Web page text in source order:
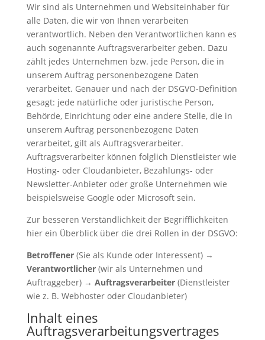
Wir sind als Unternehmen und Websiteinhaber für
alle Daten, die wir von Ihnen verarbeiten
verantwortlich. Neben den Verantwortlichen kann es
auch sogenannte Auftragsverarbeiter geben. Dazu
zählt jedes Unternehmen bzw. jede Person, die in
unserem Auftrag personenbezogene Daten
verarbeitet. Genauer und nach der DSGVO-Definition
gesagt: jede natürliche oder juristische Person,
Behörde, Einrichtung oder eine andere Stelle, die in
unserem Auftrag personenbezogene Daten
verarbeitet, gilt als Auftragsverarbeiter.
Auftragsverarbeiter können folglich Dienstleister wie
Hosting- oder Cloudanbieter, Bezahlungs- oder
Newsletter-Anbieter oder große Unternehmen wie
beispielsweise Google oder Microsoft sein.
Zur besseren Verständlichkeit der Begrifflichkeiten
hier ein Überblick über die drei Rollen in der DSGVO:
Betroffener(Sie als Kunde oder Interessent) →
Verantwortlicher(wir als Unternehmen und
Auftraggeber) → Auftragsverarbeiter(Dienstleister
wie z. B. Webhoster oder Cloudanbieter)
Inhalt eines
Auftragsverarbeitungsvertrages